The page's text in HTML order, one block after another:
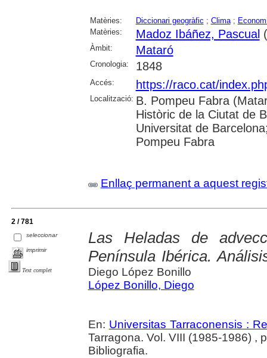
Matèries: Diccionari geogràfic ; Clima;
Matèries:
Madoz Ibáñez, Pascual
Àmbit: Mataró
Cronologia: 1848
Accés: https://raco.cat/
Localització: B. Pompeu Fabra
Històric de la Ciutat de
Universitat de
Pompeu Fabra
Enllaç permanent a aquest
2 / 781
seleccionar
imprimir
Text complet
Las Heladas de
Península Ibérica.
Diego López Bonillo
López Bonillo, Diego
En: Universitas Tarraconensis :
Tarragona. Vol. VIII (1985-1986) ,
Bibliografia.